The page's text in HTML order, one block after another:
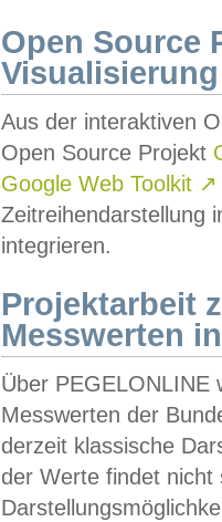
Open Source
Visualisierung
Aus der interaktiven
Open Source Projekt
Google Web Toolkit ↗
Zeitreihendarstellung
integrieren.
Projektarbeit
Messwerten
Über PEGELONLINE
Messwerten der
derzeit klassische
der Werte findet